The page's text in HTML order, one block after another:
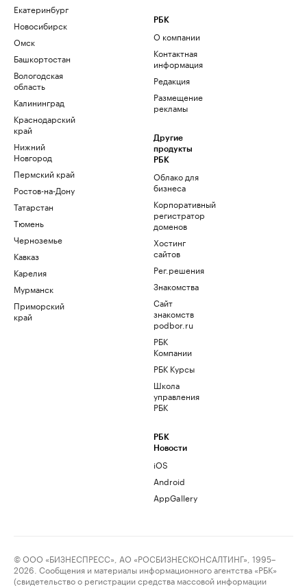
Екатеринбург
Новосибирск
Омск
Башкортостан
Вологодская
область
Калининград
Краснодарский
край
Нижний
Новгород
Пермский край
Ростов-на-Дону
Татарстан
Тюмень
Черноземье
Кавказ
Карелия
Мурманск
Приморский
край
РБК
О компании
Контактная
информация
Редакция
Размещение
рекламы
Другие
продукты
РБК
Облако для
бизнеса
Корпоративный
регистратор
доменов
Хостинг
сайтов
Рег.решения
Знакомства
Сайт
знакомств
podbor.ru
РБК
Компании
РБК Курсы
Школа
управления
РБК
РБК
Новости
iOS
Android
AppGallery
© ООО «БИЗНЕСПРЕСС», АО «РОСБИЗНЕСКОНСАЛТИНГ», 1995–
2026. Сообщения и материалы информационного агентства «РБК»
(свидетельство о регистрации средства массовой информации